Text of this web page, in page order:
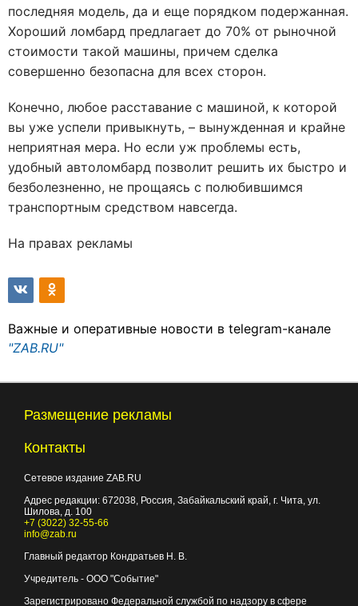
последняя модель, да и еще порядком подержанная.
Хороший ломбард предлагает до 70% от рыночной
стоимости такой машины, причем сделка
совершенно безопасна для всех сторон.
Конечно, любое расставание с машиной, к которой
вы уже успели привыкнуть, – вынужденная и крайне
неприятная мера. Но если уж проблемы есть,
удобный автоломбард позволит решить их быстро и
безболезненно, не прощаясь с полюбившимся
транспортным средством навсегда.
На правах рекламы
Важные и оперативные новости в telegram-канале
"ZAB.RU"
Размещение рекламы
Контакты
Сетевое издание ZAB.RU
Адрес редакции: 672038, Россия, Забайкальский край, г. Чита, ул.
Шилова, д. 100
+7 (3022) 32-55-66
info@zab.ru
Главный редактор Кондратьев Н. В.
Учредитель - ООО "Событие"
Зарегистрировано Федеральной службой по надзору в сфере